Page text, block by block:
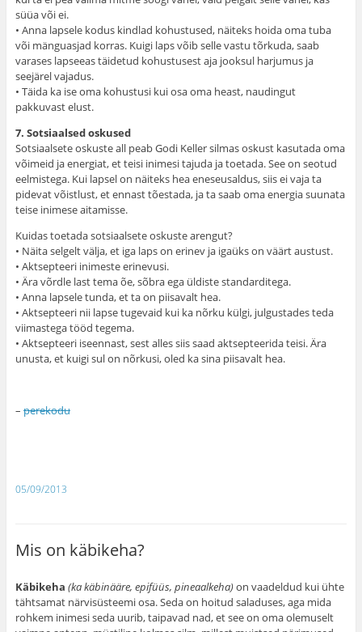
süüa või ei.
• Anna lapsele kodus kindlad kohustused, näiteks hoida oma tuba
või mänguasjad korras. Kuigi laps võib selle vastu tõrkuda, saab
varases lapseeas täidetud kohustusest aja jooksul harjumus ja
seejärel vajadus.
• Täida ka ise oma kohustusi kui osa oma heast, naudingut
pakkuvast elust.
7. Sotsiaalsed oskused
Sotsiaalsete oskuste all peab Godi Keller silmas oskust kasutada oma
võimeid ja energiat, et teisi inimesi tajuda ja toetada. See on seotud
eelmistega. Kui lapsel on näiteks hea eneseusaldus, siis ei vaja ta
pidevat võistlust, et ennast tõestada, ja ta saab oma energia suunata
teise inimese aitamisse.
Kuidas toetada sotsiaalsete oskuste arengut?
• Näita selgelt välja, et iga laps on erinev ja igaüks on väärt austust.
• Aktsepteeri inimeste erinevusi.
• Ära võrdle last tema õe, sõbra ega üldiste standarditega.
• Anna lapsele tunda, et ta on piisavalt hea.
• Aktsepteeri nii lapse tugevaid kui ka nõrku külgi, julgustades teda
viimastega tööd tegema.
• Aktsepteeri iseennast, sest alles siis saad aktsepteerida teisi. Ära
unusta, et kuigi sul on nõrkusi, oled ka sina piisavalt hea.
– perekodu
05/09/2013
Mis on käbikeha?
Käbikeha (ka käbinääre, epifüüs, pineaalkeha)on vaadeldud kui ühte
tähtsamat närvisüsteemi osa. Seda on hoitud saladuses, aga mida
rohkem inimesi seda uurib, taipavad nad, et see on oma olemuselt